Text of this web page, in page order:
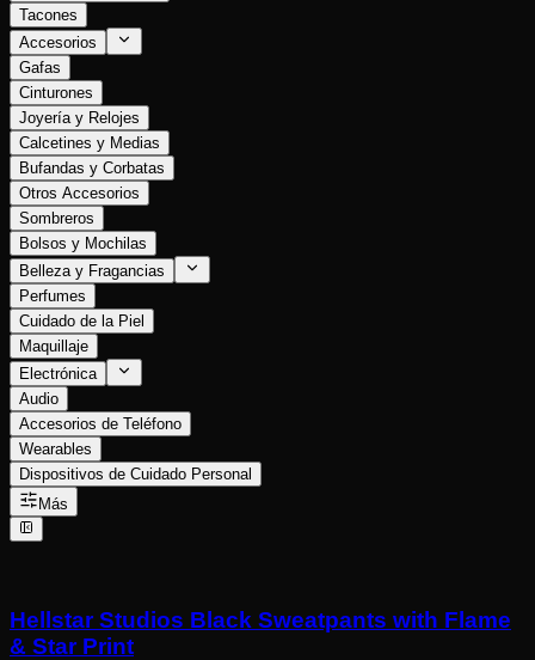
Tacones
Accesorios
Gafas
Cinturones
Joyería y Relojes
Calcetines y Medias
Bufandas y Corbatas
Otros Accesorios
Sombreros
Bolsos y Mochilas
Belleza y Fragancias
Perfumes
Cuidado de la Piel
Maquillaje
Electrónica
Audio
Accesorios de Teléfono
Wearables
Dispositivos de Cuidado Personal
Más
Hellstar Studios Black Sweatpants with Flame
& Star Print